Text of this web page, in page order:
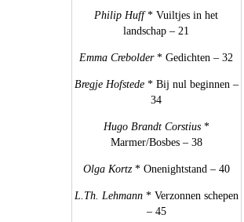
Philip Huff* Vuiltjes in het
landschap – 21
Emma Crebolder* Gedichten – 32
Bregje Hofstede * Bij nul beginnen –
34
Hugo Brandt Corstius *
Marmer/Bosbes – 38
Olga Kortz * Onenightstand – 40
L.Th. Lehmann * Verzonnen schepen
– 45